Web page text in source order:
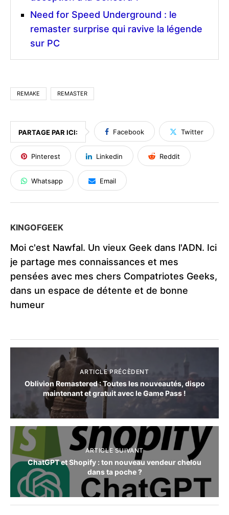
Need for Speed Underground : le
remaster surprise qui ravive la légende
sur PC
REMAKE REMASTER
PARTAGE PAR ICI: Facebook Twitter
Pinterest Linkedin Reddit
Whatsapp Email
KINGOFGEEK
Moi c'est Nawfal. Un vieux Geek dans l'ADN. Ici
je partage mes connaissances et mes
pensées avec mes chers Compatriotes Geeks,
dans un espace de détente et de bonne
humeur
ARTICLE PRÉCÈDENT
Oblivion Remastered​ : Toutes les nouveautés, dispo
maintenant et gratuit avec le Game Pass !
ARTICLE SUIVANT
ChatGPT et Shopify : ton nouveau vendeur chelou
dans ta poche ?